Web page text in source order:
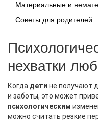
Материальные и
Советы для родителей
нехватки
Когда дети не получают
и заботы, это может
психологическим
можно считать резкие